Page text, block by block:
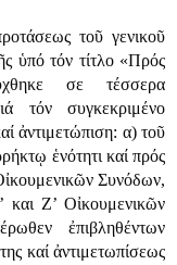
τοῦ γενικοῦ
ὑπό τόν τίτλο «Πρός
σε τέσσερα
τόν συγκεκριμένο
ἀντιμετώπιση: α) τοῦ
ἑνότητι καί πρός
Συνόδων,
Ζ’ Οἰκουμενικῶν
ἐπιβληθέντων
καί ἀντιμετωπίσεως